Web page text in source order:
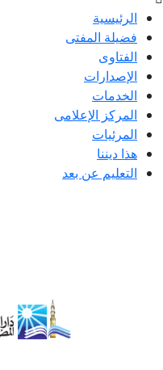
الرئيسية
فضيلة المفتى
الفتاوى
الإصدارات
الخدمات
المركز الإعلامى
المرئيات
هذا ديننا
التعليم عن بعد